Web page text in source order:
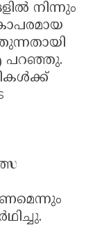
നിന്നും
പറഞ്ഞു.